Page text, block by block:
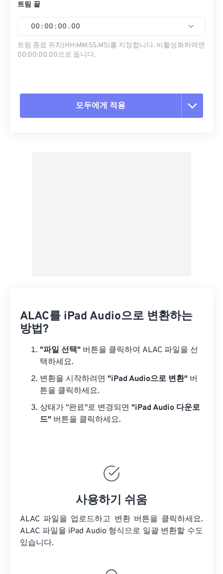
트림 끝
00 : 00 : 00 . 00
트림 종료 위치(HH:MM:SS.MS)를 지정합니다. 비활성화하려면
00:00:00.00으로 둡니다.
모두에게 적용
ALAC를 iPad Audio으로 변환하는
방법?
"파일 선택" 버튼을 클릭하여 ALAC 파일을 선
택하세요.
변환을 시작하려면 "iPad Audio으로 변환" 버
튼을 클릭하세요.
상태가 "완료"로 변경되면 "iPad Audio 다운로
드" 버튼을 클릭하세요.
사용하기 쉬움
ALAC 파일을 업로드하고 변환 버튼을 클릭하세요.
ALAC 파일을 iPad Audio 형식으로 일괄 변환할 수도
있습니다.